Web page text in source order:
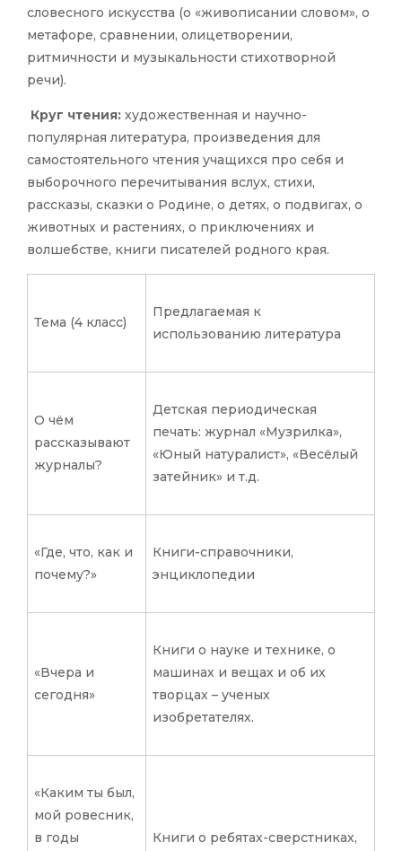
словесного искусства (о «живописании словом», о
метафоре, сравнении, олицетворении,
ритмичности и музыкальности стихотворной
речи).
Круг чтения: художественная и научно-
популярная литература, произведения для
самостоятельного чтения учащихся про себя и
выборочного перечитывания вслух, стихи,
рассказы, сказки о Родине, о детях, о подвигах, о
животных и растениях, о приключениях и
волшебстве, книги писателей родного края.
Тема (4 класс)
Предлагаемая к
использованию литература
О чём
рассказывают
журналы?
Детская периодическая
печать: журнал «Музрилка»,
«Юный натуралист», «Весёлый
затейник» и т.д.
«Где, что, как и
почему?»
Книги-справочники,
энциклопедии
«Вчера и
сегодня»
Книги о науке и технике, о
машинах и вещах и об их
творцах – ученых
изобретателях.
«Каким ты был,
мой ровесник,
в годы
Книги о ребятах-сверстниках,